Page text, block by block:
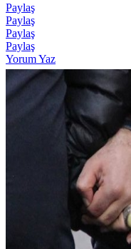
Paylaş
Paylaş
Paylaş
Paylaş
Yorum Yaz